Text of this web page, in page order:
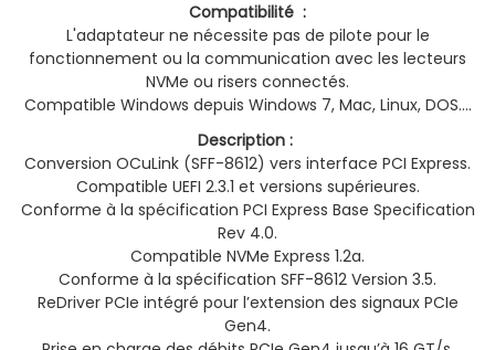
Compatibilité :
L'adaptateur ne nécessite pas de pilote pour le
fonctionnement ou la communication avec les lecteurs
NVMe ou risers connectés.
Compatible Windows depuis Windows 7, Mac, Linux, DOS....
Description :
Conversion OCuLink (SFF-8612) vers interface PCI Express.
Compatible UEFI 2.3.1 et versions supérieures.
Conforme à la spécification PCI Express Base Specification
Rev 4.0.
Compatible NVMe Express 1.2a.
Conforme à la spécification SFF-8612 Version 3.5.
ReDriver PCIe intégré pour l’extension des signaux PCIe
Gen4.